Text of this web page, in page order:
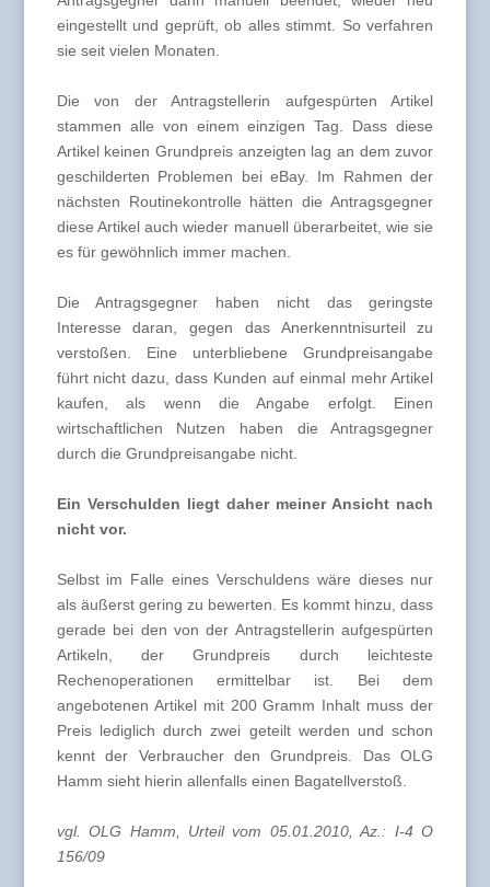
eingestellt und geprüft, ob alles stimmt. So verfahren
sie seit vielen Monaten.
Die von der Antragstellerin aufgespürten Artikel
stammen alle von einem einzigen Tag. Dass diese
Artikel keinen Grundpreis anzeigten lag an dem zuvor
geschilderten Problemen bei eBay. Im Rahmen der
nächsten Routinekontrolle hätten die Antragsgegner
diese Artikel auch wieder manuell überarbeitet, wie sie
es für gewöhnlich immer machen.
Die Antragsgegner haben nicht das geringste
Interesse daran, gegen das Anerkenntnisurteil zu
verstoßen. Eine unterbliebene Grundpreisangabe
führt nicht dazu, dass Kunden auf einmal mehr Artikel
kaufen, als wenn die Angabe erfolgt. Einen
wirtschaftlichen Nutzen haben die Antragsgegner
durch die Grundpreisangabe nicht.
Ein Verschulden liegt daher meiner Ansicht nach
nicht vor.
Selbst im Falle eines Verschuldens wäre dieses nur
als äußerst gering zu bewerten. Es kommt hinzu, dass
gerade bei den von der Antragstellerin aufgespürten
Artikeln, der Grundpreis durch leichteste
Rechenoperationen ermittelbar ist. Bei dem
angebotenen Artikel mit 200 Gramm Inhalt muss der
Preis lediglich durch zwei geteilt werden und schon
kennt der Verbraucher den Grundpreis. Das OLG
Hamm sieht hierin allenfalls einen Bagatellverstoß.
vgl. OLG Hamm, Urteil vom 05.01.2010, Az.: I-4 O
156/09